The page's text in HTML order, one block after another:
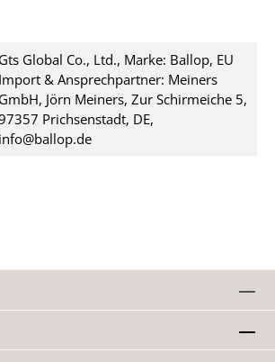
Gts Global Co., Ltd., Marke: Ballop, EU
Import & Ansprechpartner: Meiners
GmbH, Jörn Meiners, Zur Schirmeiche 5,
Prichsenstadt, DE,
info@ballop.de